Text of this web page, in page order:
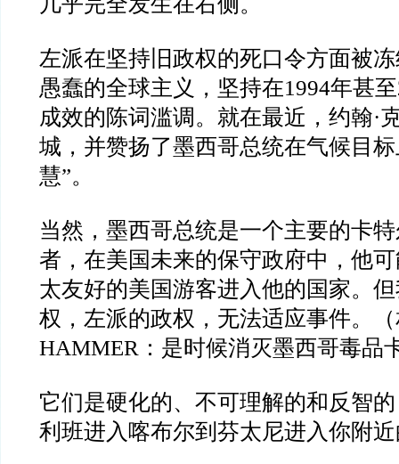
左派在坚持旧政权的死口令方面被
愚蠢的全球主义，坚持在1994年甚至
成效的陈词滥调。就在最近，约翰·
城，并赞扬了墨西哥总统在气候目
慧”。
当然，墨西哥总统是一个主要的卡
者，在美国未来的保守政府中，他
太友好的美国游客进入他的国家。
权，左派的政权，无法适应事件。
HAMMER ：是时候消灭墨西哥毒品
它们是硬化的、不可理解的和反智
利班进入喀布尔到芬太尼进入你附